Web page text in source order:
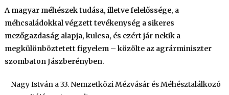
A magyar méhészek tudása, illetve felelőssége, a
méhcsaládokkal végzett tevékenység a sikeres
mezőgazdaság alapja, kulcsa, és ezért jár nekik a
megkülönböztetett figyelem – közölte az agrárminiszter
szombaton Jászberényben.
Nagy István a 33. Nemzetközi Mézvásár és Méhésztalálkozó